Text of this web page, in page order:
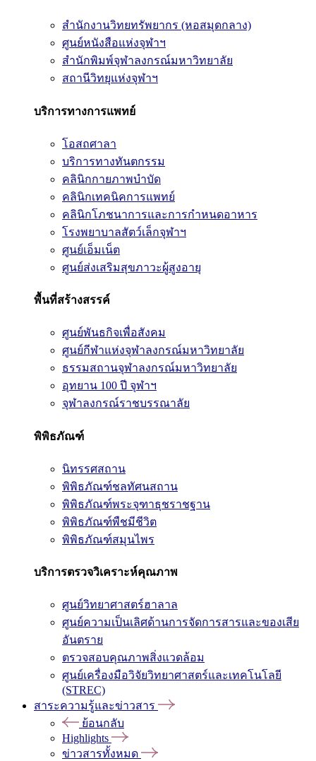
สำนักงานวิทยทรัพยากร (หอสมุดกลาง)
ศูนย์หนังสือแห่งจุฬาฯ
สำนักพิมพ์จุฬาลงกรณ์มหาวิทยาลัย
สถานีวิทยุแห่งจุฬาฯ
บริการทางการแพทย์
โอสถศาลา
บริการทางทันตกรรม
คลินิกกายภาพบำบัด
คลินิกเทคนิคการแพทย์
คลินิกโภชนาการและการกำหนดอาหาร
โรงพยาบาลสัตว์เล็กจุฬาฯ
ศูนย์เอ็มเน็ต
ศูนย์ส่งเสริมสุขภาวะผู้สูงอายุ
พื้นที่สร้างสรรค์
ศูนย์พันธกิจเพื่อสังคม
ศูนย์กีฬาแห่งจุฬาลงกรณ์มหาวิทยาลัย
ธรรมสถานจุฬาลงกรณ์มหาวิทยาลัย
อุทยาน 100 ปี จุฬาฯ
จุฬาลงกรณ์ราชบรรณาลัย
พิพิธภัณฑ์
นิทรรศสถาน
พิพิธภัณฑ์ชลทัศนสถาน
พิพิธภัณฑ์พระจุฑาธุชราชฐาน
พิพิธภัณฑ์พืชมีชีวิต
พิพิธภัณฑ์สมุนไพร
บริการตรวจวิเคราะห์คุณภาพ
ศูนย์วิทยาศาสตร์ฮาลาล
ศูนย์ความเป็นเลิศด้านการจัดการสารและของเสีย
อันตราย
ตรวจสอบคุณภาพสิ่งแวดล้อม
ศูนย์เครื่องมือวิจัยวิทยาศาสตร์และเทคโนโลยี
(STREC)
สาระความรู้และข่าวสาร
ย้อนกลับ
Highlights
ข่าวสารทั้งหมด